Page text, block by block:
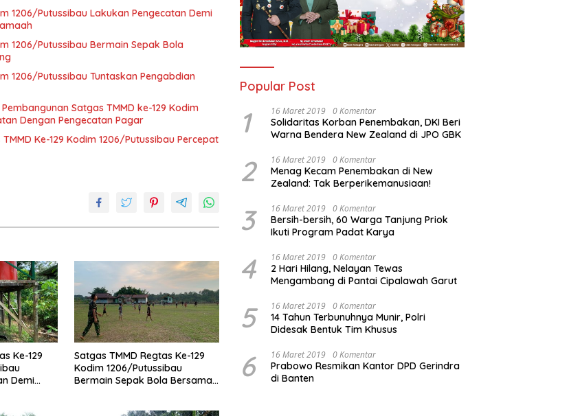
1206/Putussibau Lakukan Pengecatan Demi
1206/Putussibau Bermain Sepak Bola
1206/Putussibau Tuntaskan Pengabdian
Satgas TMMD ke-129 Kodim
Dengan Pengecatan Pagar
Ke-129 Kodim 1206/Putussibau Percepat
Ke-129
Demi
Satgas TMMD Regtas Ke-129
Kodim 1206/Putussibau
Bermain Sepak Bola Bersama
Popular Post
1 16 Maret 2019 0 Komentar
Solidaritas Korban Penembakan, DKI Beri
Warna Bendera New Zealand di JPO GBK
2 16 Maret 2019 0 Komentar
Menag Kecam Penembakan di New
Zealand: Tak Berperikemanusiaan!
3 16 Maret 2019 0 Komentar
Bersih-bersih, 60 Warga Tanjung Priok
Ikuti Program Padat Karya
4 16 Maret 2019 0 Komentar
2 Hari Hilang, Nelayan Tewas
Mengambang di Pantai Cipalawah Garut
5 16 Maret 2019 0 Komentar
14 Tahun Terbunuhnya Munir, Polri
Didesak Bentuk Tim Khusus
6 16 Maret 2019 0 Komentar
Prabowo Resmikan Kantor DPD Gerindra
di Banten